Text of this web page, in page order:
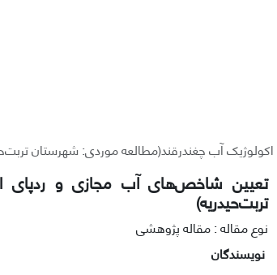
آب چغندرقند(مطالعه موردی: شهرستان
تعیین شاخص‌های آب مجازی و ردپای
تربت‌حیدریه)
نوع مقاله : مقاله پژوهشی
نویسندگان